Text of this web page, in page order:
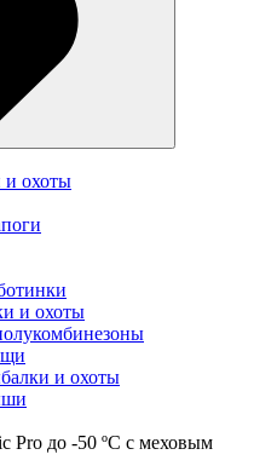
и охоты
и охоты
и охоты